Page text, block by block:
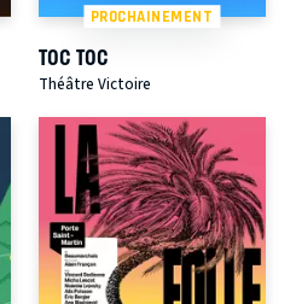
PROCHAINEMENT
TOC TOC
Théâtre Victoire